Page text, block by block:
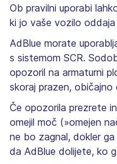
Ob pravilni uporabi
ki jo vaše vozilo
AdBlue morate
s sistemom SCR.
opozoril na armaturni
skoraj prazen,
Če opozorila prezrete
omejil moč (»omejen
ne bo zagnal, dokler
da AdBlue dolijete, ko